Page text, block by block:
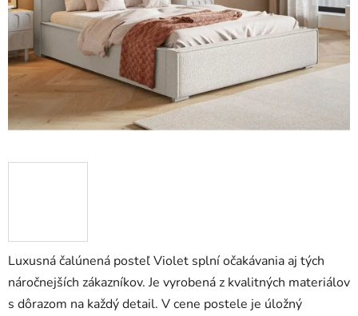
Luxusná čalúnená posteľ Violet splní očakávania aj tých
náročnejších zákazníkov. Je vyrobená z kvalitných materiálov
s dôrazom na každý detail. V cene postele je úložný
hviezdičiek.